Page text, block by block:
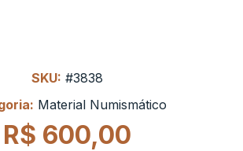
SKU: #3838
Material Numismático
R$ 600,00